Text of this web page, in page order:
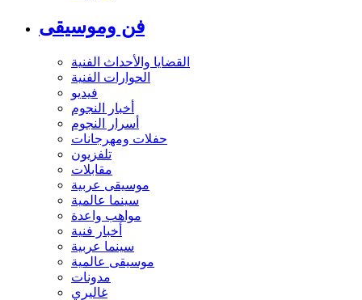
فن وموسيقى
القضايا والأحداث الفنية
الحوارات الفنية
فيديو
أخبار النجوم
أسرار النجوم
حفلات ومهرجانات
تلفزيون
مقابلات
موسيقى عربية
سينما عالمية
مواهب واعدة
أخبار فنية
سينما عربية
موسيقى عالمية
مدونات
غاليري